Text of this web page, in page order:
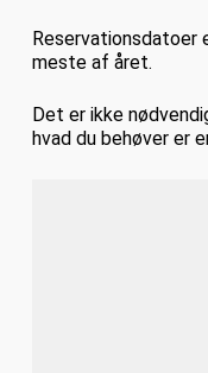
meste af året.
Det er ikke
hvad du behøver er